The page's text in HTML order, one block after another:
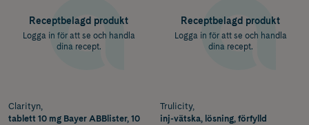
Receptbelagd produkt
Logga in för att se och handla
dina recept.
Clarityn,
tablett 10 mg Bayer ABBlister, 10
Receptbelagd produkt
Logga in för att se och handla
dina recept.
Trulicity,
inj-vätska, lösning, förfylld